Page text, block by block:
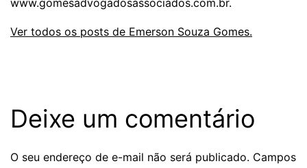
www.gomesadvogadosassociados.com.br.
Ver todos os posts de Emerson Souza Gomes.
Deixe um comentário
O seu endereço de e-mail não será publicado. Campos